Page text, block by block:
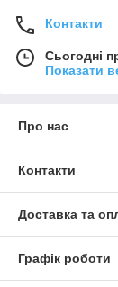
Контакти
Сьогодні
Показати
Про нас
Контакти
Доставка та
Графік роботи